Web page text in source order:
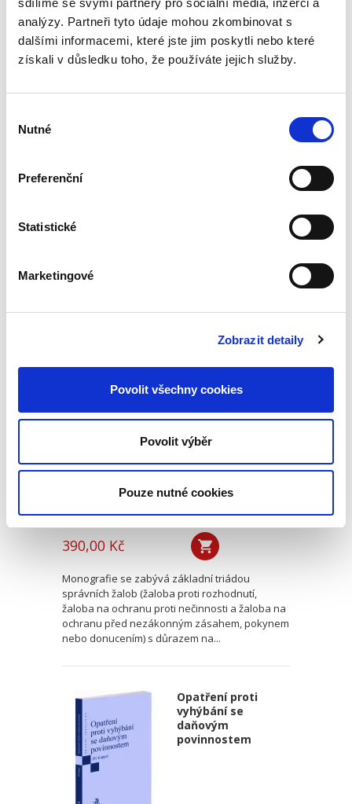
sdílíme se svými partnery pro sociální média, inzerci a
analýzy. Partneři tyto údaje mohou zkombinovat s
dalšími informacemi, které jste jim poskytli nebo které
získali v důsledku toho, že používáte jejich služby.
souhlasu
Nutné
Preferenční
Statistické
Marketingové
Zobrazit detaily
Povolit všechny cookies
Povolit výběr
Pouze nutné cookies
Právní regulace
kybernetické
meze
550,00 Kč
kyberprostoru, bezpečnosti informací a
kybernetické bezpečnosti v širších teoretických
úlohu státu a limity...
Základní triáda
správních žalob. K
realizovatelnosti
jednotného
Daniel Codl
390,00 Kč
Monografie se zabývá základní triádou
správních žalob (žaloba proti rozhodnutí,
žaloba na ochranu proti nečinnosti a žaloba na
ochranu před nezákonným zásahem, pokynem
nebo donucením) s důrazem na...
Opatření proti
vyhýbání se
daňovým
povinnostem